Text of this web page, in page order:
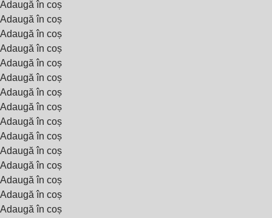
Adaugă în coș
Adaugă în coș
Adaugă în coș
Adaugă în coș
Adaugă în coș
Adaugă în coș
Adaugă în coș
Adaugă în coș
Adaugă în coș
Adaugă în coș
Adaugă în coș
Adaugă în coș
Adaugă în coș
Adaugă în coș
Adaugă în coș